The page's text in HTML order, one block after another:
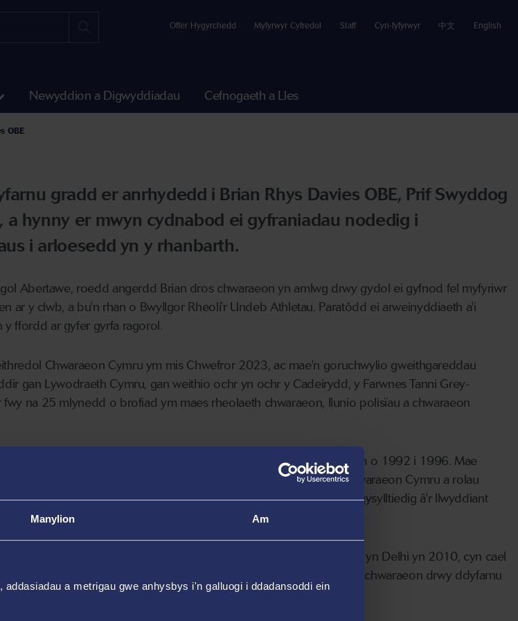
Manylion Am
a metrigau gwe anhysbys i'n galluogi i ddadansoddi ein
Offer Hygyrchedd Myfyrwyr Cyfredol Staff Cyn-fyfyrwyr 中文 English
Newyddion a Digwyddiadau Cefnogaeth a Lles
OBE
gradd er anrhydedd i Brian Rhys Davies OBE, Prif Swyddog
hynny er mwyn cydnabod ei gyfraniadau nodedig i
i arloesedd yn y rhanbarth.
Abertawe, roedd angerdd Brian dros chwaraeon yn amlwg drwy gydol ei gyfnod fel myfyriwr
ar y clwb, a bu'n rhan o Bwyllgor Rheoli'r Undeb Athletau. Paratôdd ei arweinyddiaeth a'i
ffordd ar gyfer gyrfa ragorol.
Chwaraeon Cymru ym mis Chwefror 2023, ac mae'n goruchwylio gweithgareddau
gan Lywodraeth Cymru, gan weithio ochr yn ochr y Cadeirydd, y Farwnes Tanni Grey-
na 25 mlynedd o brofiad ym maes rheolaeth chwaraeon, llunio polisïau a chwaraeon
i Glwb Rygbi'r Saracens o 1990 i 1997, gan fod yn gapten ar y tîm o 1992 i 1996. Mae
y cae rygbi, gan gynnwys Cyfarwyddwr Chwaraeon Elît gyda Chwaraeon Cymru a rolau
oedd yn arwain wrth sefydlu Datblygu Golff Cymru, menter sy'n gysylltiedig â'r llwyddiant
Tîm Cyffredinol ar gyfer Tîm Cymru yng Ngemau'r Gymanwlad yn Delhi yn 2010, cyn cael
yn Glasgow yn 2014. Cydnabuwyd ei gyfraniad rhagorol i chwaraeon drwy ddyfarnu